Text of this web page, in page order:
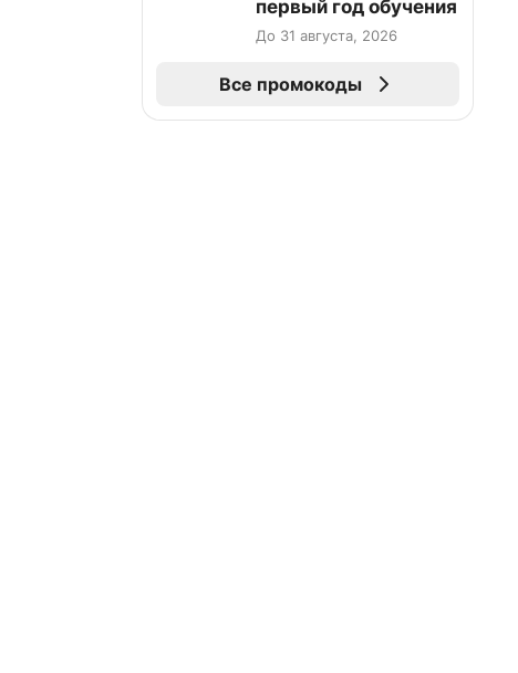
первый год обучения
До 31 августа, 2026
Все промокоды